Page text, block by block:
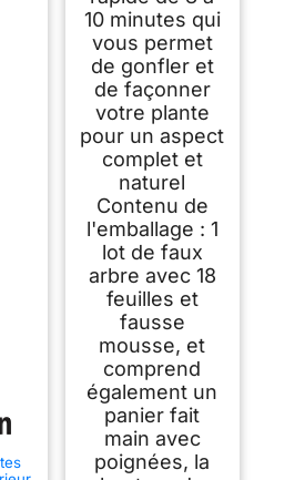
10 minutes qui
vous permet
de gonfler et
de façonner
votre plante
pour un aspect
complet et
naturel
Contenu de
l'emballage : 1
lot de faux
arbre avec 18
feuilles et
fausse
mousse, et
comprend
également un
panier fait
main avec
poignées, la